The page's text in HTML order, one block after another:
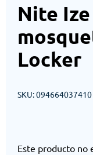
Nite
Locker
SKU:094664037410
Este producto no